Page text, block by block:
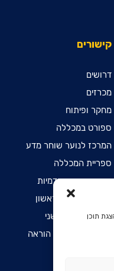
תוכן
קישורים
דרושים
מכרזים
מחקר ופיתוח
ספורט במכללה
המרכז לנוער שוחר מדע
ספריית המכללה
מכינות קדם אקדמיות
הרשמה לתואר ראשון
הרשמה לתואר שני
הרשמה לתעודת הוראה